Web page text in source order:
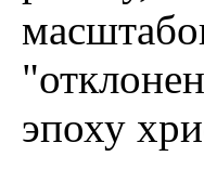
эпоху